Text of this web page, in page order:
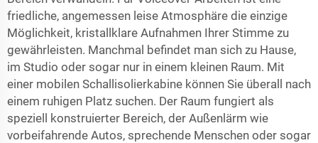
friedliche, angemessen leise Atmosphäre die einzige
Möglichkeit, kristallklare Aufnahmen Ihrer Stimme zu
gewährleisten. Manchmal befindet man sich zu Hause,
im Studio oder sogar nur in einem kleinen Raum. Mit
einer mobilen Schallisolierkabine können Sie überall nach
einem ruhigen Platz suchen. Der Raum fungiert als
speziell konstruierter Bereich, der Außenlärm wie
vorbeifahrende Autos, sprechende Menschen oder sogar